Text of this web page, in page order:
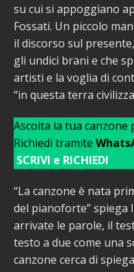
su cui si appoggiano
Fossati. Un piccolo
il discorso sul
gli undici brani e che
artisti e la voglia di
“in questa terra
Ascolta la tua canzone
Richiedi tramite
SCRIVI e RICHIEDI
“La canzone è nata
del pianoforte” spiega
arrivate le parole, il
testo a due come una
canzone cerca di